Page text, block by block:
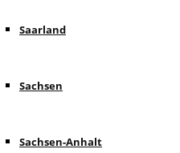
Saarland
Sachsen
Sachsen-Anhalt